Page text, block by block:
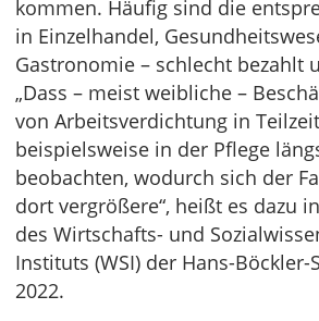
kommen. Häufig sind die
in Einzelhandel,
Gastronomie – schlecht bezahlt
„Dass – meist weibliche –
von Arbeitsverdichtung in
beispielsweise in der Pflege
beobachten, wodurch sich der
dort vergrößere“, heißt es dazu
des Wirtschafts- und
Instituts (WSI) der Hans-
2022.